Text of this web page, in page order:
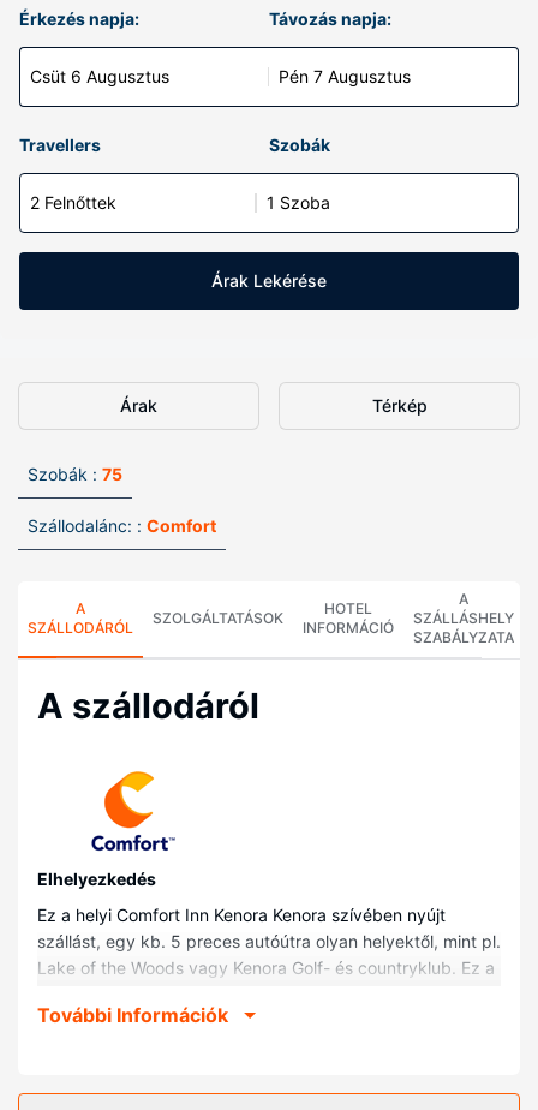
Érkezés napja:
Csüt 6 Augusztus
Távozás napja:
Pén 7 Augusztus
Travellers Szobák
2 Felnőttek 1 Szoba
Árak Lekérése
Árak Térkép
Szobák : 75
Szállodalánc: : Comfort
A
SZÁLLODÁRÓL
SZOLGÁLTATÁSOK
HOTEL
INFORMÁCIÓ
A
SZÁLLÁSHELY
SZABÁLYZATA
A szállodáról
Elhelyezkedés
Ez a helyi Comfort Inn Kenora Kenora szívében nyújt
szállást, egy kb. 5 preces autóútra olyan helyektől, mint pl.
Lake of the Woods vagy Kenora Golf- és countryklub. Ez a
sörfőzde, ill. 2 km-re Kenorai városháza helyszíneitől.
Helyezze magát kényelembe a(z) 75 szoba egyikében,
További Információk